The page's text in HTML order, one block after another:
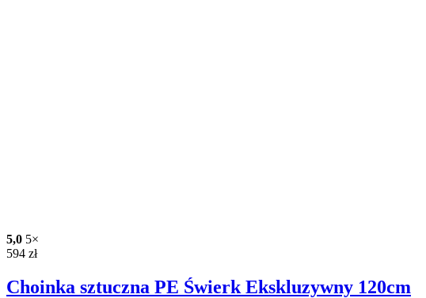
5,0 5×
594 zł
Choinka sztuczna PE Świerk Ekskluzywny 120cm